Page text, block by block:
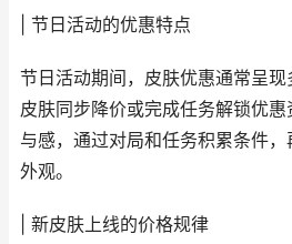
| 节日活动的优惠特点
节日活动期间，皮肤优惠通常呈
皮肤同步降价或完成任务解锁优
与感，通过对局和任务积累条件
外观。
| 新皮肤上线的价格规律